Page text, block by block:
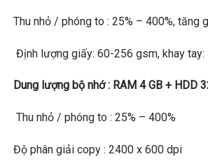
Thu nhỏ / phóng to : 25% – 400%, tăng
Định lượng giấy: 60-256 gsm, khay
Dung lượng bộ nhớ : RAM 4 GB + HDD
Thu nhỏ / phóng to : 25% – 400%
Độ phân giải copy : 2400 x 600 dpi